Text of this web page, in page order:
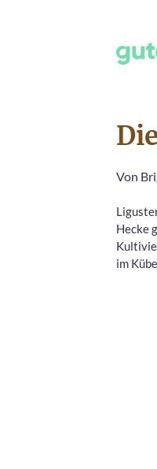
Von
Hecke
im